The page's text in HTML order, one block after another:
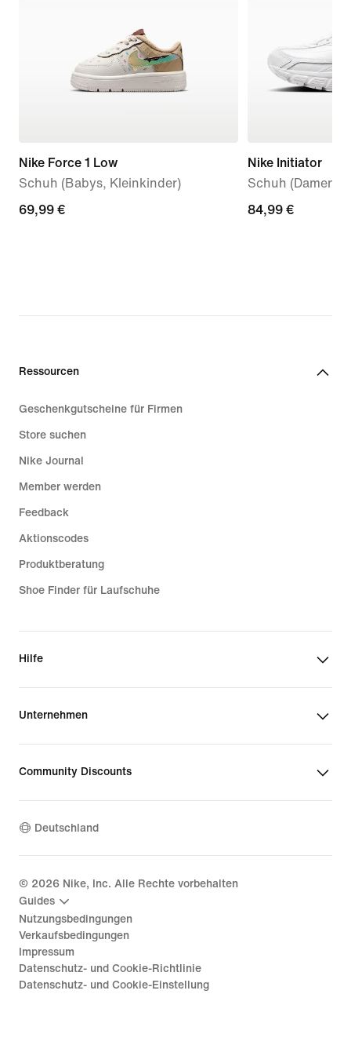
Nike Force 1 Low
Schuh (Babys, Kleinkinder)
69,99 €
69,99 €
Nike Initiator
Schuh (Damen)
84,99 €
84,99 €
Ressourcen
Geschenkgutscheine für Firmen
Store suchen
Nike Journal
Member werden
Feedback
Aktionscodes
Produktberatung
Shoe Finder für Laufschuhe
Hilfe
Unternehmen
Community Discounts
Deutschland
© 2026 Nike, Inc. Alle Rechte vorbehalten
Guides
Nutzungsbedingungen
Verkaufsbedingungen
Impressum
Datenschutz- und Cookie-Richtlinie
Datenschutz- und Cookie-Einstellung